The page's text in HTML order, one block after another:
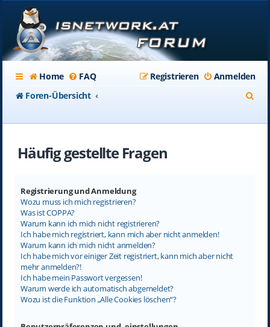
Home FAQ Anmelden
Registrieren
Foren-Übersicht
Häufig gestellte Fragen
Registrierung und Anmeldung
Wozu muss ich mich registrieren?
Was ist COPPA?
Warum kann ich mich nicht registrieren?
Ich habe mich registriert, kann mich aber nicht anmelden!
Warum kann ich mich nicht anmelden?
Ich habe mich vor einiger Zeit registriert, kann mich aber nicht
mehr anmelden?!
Ich habe mein Passwort vergessen!
Warum werde ich automatisch abgemeldet?
Wozu ist die Funktion „Alle Cookies löschen“?